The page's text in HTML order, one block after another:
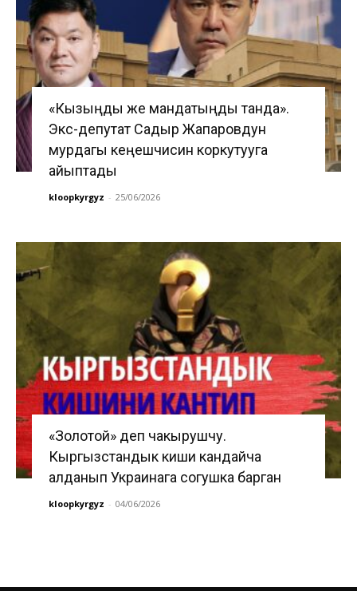
«Кызыңды же мандатыңды танда».
Экс-депутат Садыр Жапаровдун
мурдагы кеңешчисин коркутууга
айыптады
kloopkyrgyz - 25/06/2026
«Золотой» деп чакырушчу.
Кыргызстандык киши кандайча
алданып Украинага согушка барган
kloopkyrgyz - 04/06/2026